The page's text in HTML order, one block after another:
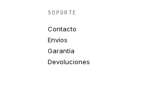
SOPORTE
Contacto
Envíos
Garantía
Devoluciones